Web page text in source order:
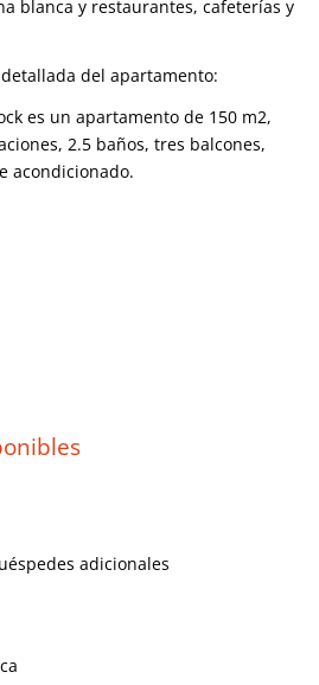
blanca y restaurantes, cafeterías y
del apartamento:
es un apartamento de 150 m2,
2.5 baños, tres balcones,
acondicionado.
adicionales